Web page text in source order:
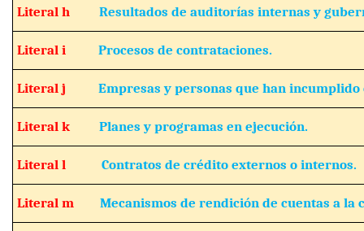
Literal h Resultados de auditorías internas y
Literal i Procesos de contrataciones.
Literal j Empresas y personas que han
Literal k Planes y programas en ejecución.
Literal l Contratos de crédito externos o internos.
Literal m Mecanismos de rendición de cuentas a la